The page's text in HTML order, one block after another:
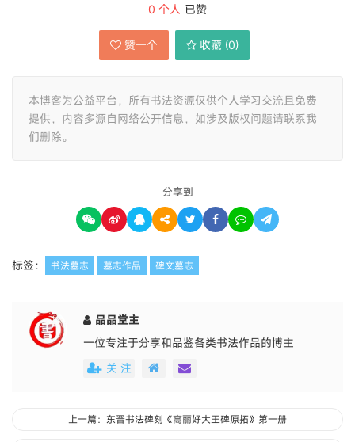
0 个人 已赞
赞一个 收藏 (0)
本博客为公益平台，所有书法资源仅供个人学习交流且免费
提供，内容多源自网络公开信息，如涉及版权问题请联系我
们删除。
分享到
标签： 书法墓志 墓志作品 碑文墓志
品品堂主
一位专注于分享和品鉴各类书法作品的博主
关 注
上一篇：东晋书法碑刻《高丽好大王碑原拓》第一册